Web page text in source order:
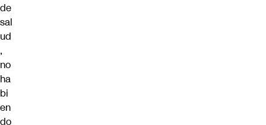
de
sal
ud
,
no
ha
bi
en
do